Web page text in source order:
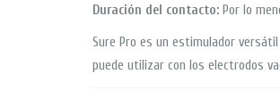
Duración del contacto: Por lo
Sure Pro es un estimulador
puede utilizar con los electrodos